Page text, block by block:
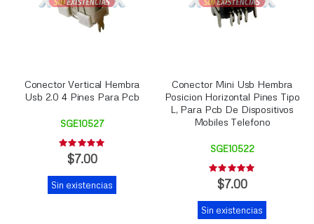
Conector Vertical Hembra
Usb 2.0 4 Pines Para Pcb
SGE10527
Rating:
0%$7.00
Sin existencias
Conector Mini Usb Hembra
Posicion Horizontal Pines Tipo
L, Para Pcb De Dispositivos
Mobiles Telefono
SGE10522
Rating:
0%$7.00
Sin existencias